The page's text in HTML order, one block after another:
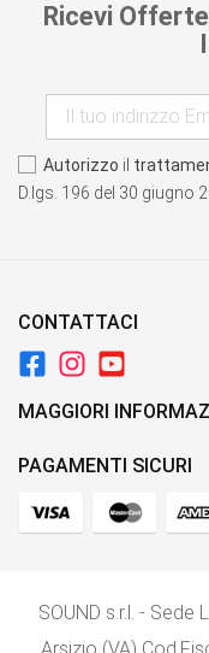
Ricevi
Autorizzo il
D.lgs. 196 del 30 giugno
CONTATTACI
MAGGIORI
PAGAMENTI SICURI
SOUND s.r.l. -
Arsizio (VA)